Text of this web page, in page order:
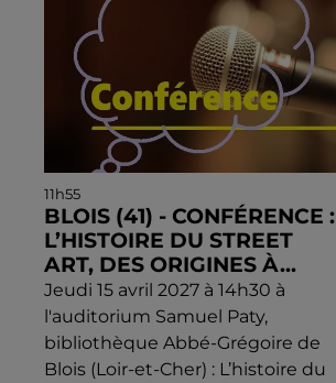
11h55
BLOIS (41) - CONFÉRENCE :
L’HISTOIRE DU STREET
ART, DES ORIGINES À...
Jeudi 15 avril 2027 à 14h30 à
l'auditorium Samuel Paty,
bibliothèque Abbé-Grégoire de
Blois (Loir-et-Cher) : L’histoire du